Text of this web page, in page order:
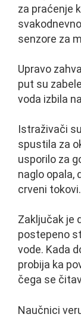
za praćenje
senzore za
Upravo
put su
voda izbila
Istraživači
spustila za
usporilo za
naglo opala,
crveni tokovi.
Zaključak je
postepeno
vode. Kada
probija ka
čega se
Naučnici